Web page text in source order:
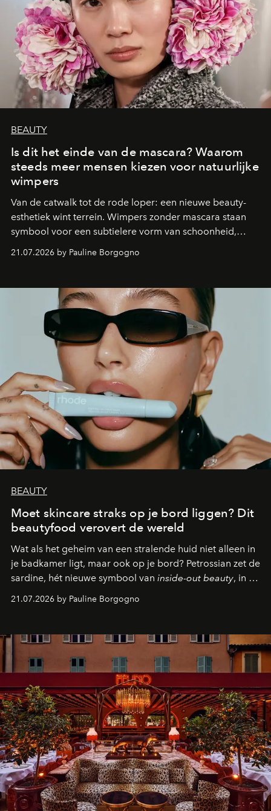
BEAUTY
Is dit het einde van de mascara? Waarom
steeds meer mensen kiezen voor natuurlijke
wimpers
Van de catwalk tot de rode loper: een nieuwe beauty-
esthetiek wint terrein. Wimpers zonder mascara staan
symbool voor een subtielere vorm van schoonheid,
aan make-up.
21.07.2026 by Pauline Borgogno
BEAUTY
Moet skincare straks op je bord liggen? Dit
beautyfood verovert de wereld
Wat als het geheim van een stralende huid niet alleen in
je badkamer ligt, maar ook op je bord? Petrossian zet de
sardine, hét nieuwe symbool van inside-out beauty, in de
21.07.2026 by Pauline Borgogno